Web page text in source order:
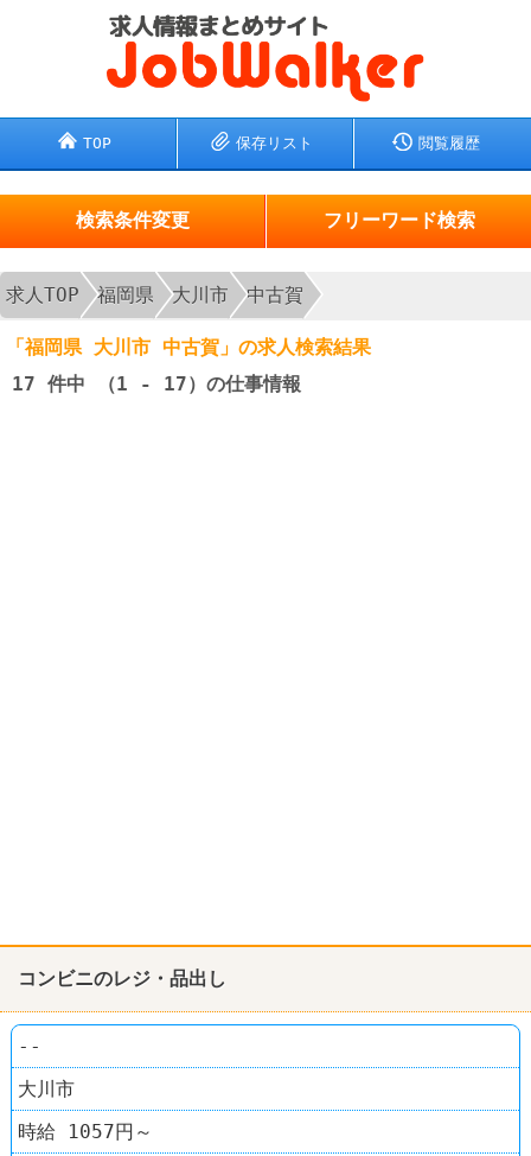
TOP 保存リスト 閲覧履歴
検索条件変更 フリーワード検索
求人TOP 福岡県 大川市 中古賀
「福岡県 大川市 中古賀」の求人検索結果
17 件中 （1 - 17）の仕事情報
コンビニのレジ・品出し
--
大川市
時給 1057円～